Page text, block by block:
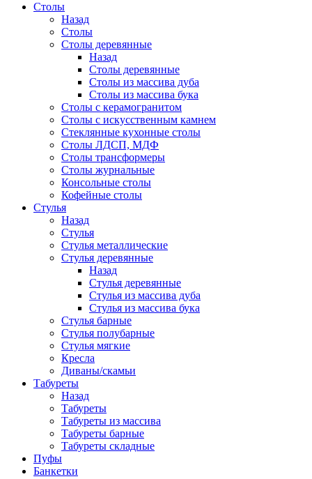
Столы
Назад
Столы
Столы деревянные
Назад
Столы деревянные
Столы из массива дуба
Столы из массива бука
Столы с керамогранитом
Столы с искусственным камнем
Стеклянные кухонные столы
Столы ЛДСП, МДФ
Столы трансформеры
Столы журнальные
Консольные столы
Кофейные столы
Стулья
Назад
Стулья
Стулья металлические
Стулья деревянные
Назад
Стулья деревянные
Стулья из массива дуба
Стулья из массива бука
Стулья барные
Стулья полубарные
Стулья мягкие
Кресла
Диваны/скамьи
Табуреты
Назад
Табуреты
Табуреты из массива
Табуреты барные
Табуреты складные
Пуфы
Банкетки